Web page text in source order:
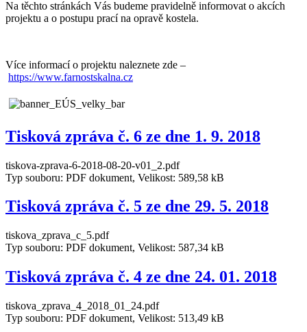
Na těchto stránkách Vás budeme pravidelně informovat o akcích
projektu a o postupu prací na opravě kostela.
Více informací o projektu naleznete zde –
https://www.farnostskalna.cz
Tisková zpráva č. 6 ze dne 1. 9. 2018
tiskova-zprava-6-2018-08-20-v01_2.pdf
Typ souboru: PDF dokument, Velikost: 589,58 kB
Tisková zpráva č. 5 ze dne 29. 5. 2018
tiskova_zprava_c_5.pdf
Typ souboru: PDF dokument, Velikost: 587,34 kB
Tisková zpráva č. 4 ze dne 24. 01. 2018
tiskova_zprava_4_2018_01_24.pdf
Typ souboru: PDF dokument, Velikost: 513,49 kB